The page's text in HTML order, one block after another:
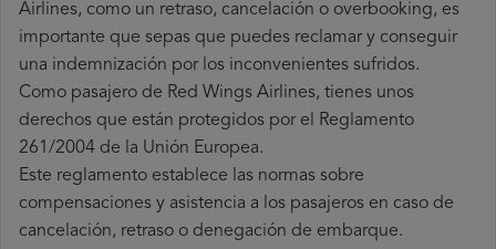
Airlines, como un retraso, cancelación o overbooking, es
importante que sepas que puedes reclamar y conseguir
una indemnización por los inconvenientes sufridos.
Como pasajero de Red Wings Airlines, tienes unos
derechos que están protegidos por el Reglamento
261/2004 de la Unión Europea.
Este reglamento establece las normas sobre
compensaciones y asistencia a los pasajeros en caso de
cancelación, retraso o denegación de embarque.